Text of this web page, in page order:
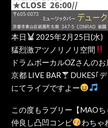
本日
2025年2月25日(水)
猛烈激アツノリノリ空間
ドラムボーカルOZさんのお
京都 LIVE BAR
DUKES｢
にてライブですよー
この度もラブリー【MAOち
仲良し凸凹コンビ
わちゃ